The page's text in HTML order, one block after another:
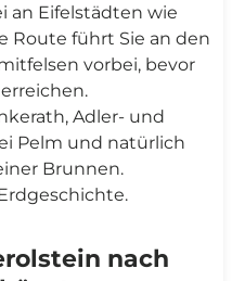
an Eifelstädten wie
Route führt Sie an den
vorbei, bevor
Adler- und
Pelm und natürlich
Brunnen.
nach